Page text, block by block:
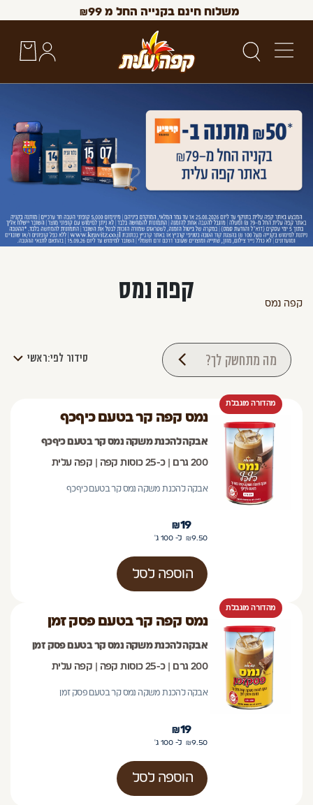
משלוח חינם בקנייה החל מ ₪99
קפה נמס קפה נמס
מה מתחשק לך? סידור לפי:ראשי
מהדורה מוגבלת
נמס קפה קר בטעם כיףכף
אבקה להכנת משקה נמס קר בטעם כיףכף
200 גרם | כ-25 כוסות קפה | קפה עלית
אבקה להכנת משקה נמס קר בטעם כיףכף
19
₪
9.50
₪ ל- 100 ג'
הוספה לסל
מהדורה מוגבלת
נמס קפה קר בטעם פסק זמן
אבקה להכנת משקה נמס קר בטעם פסק זמן
200 גרם | כ-25 כוסות קפה | קפה עלית
אבקה להכנת משקה נמס קר בטעם פסק זמן
19
₪
9.50
₪ ל- 100 ג'
הוספה לסל